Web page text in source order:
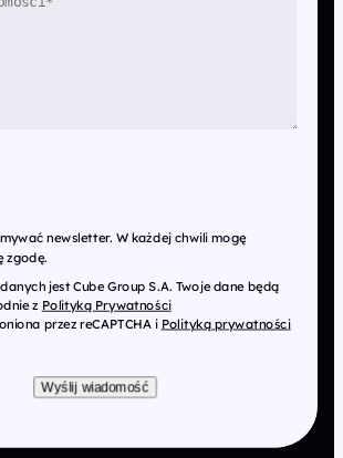
newsletter. W każdej chwili mogę
zgodę.
jest Cube Group S.A. Twoje dane będą
z Polityką Prywatności
przez reCAPTCHA i Polityką prywatności
Wyślij wiadomość